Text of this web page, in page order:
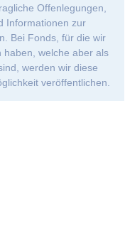
Offenlegungen,
Informationen zur
Bei Fonds, für die wir
haben, welche aber als
werden wir diese
veröffentlichen.